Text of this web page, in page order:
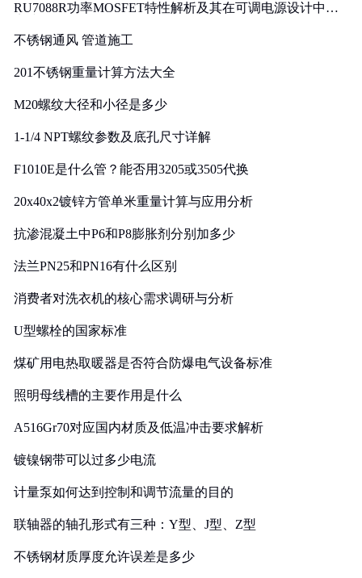
RU7088R功率MOSFET特性解析及其在可调电源设计中的
不锈钢通风 管道施工
201不锈钢重量计算方法大全
M20螺纹大径和小径是多少
1-1/4 NPT螺纹参数及底孔尺寸详解
F1010E是什么管？能否用3205或3505代换
20x40x2镀锌方管单米重量计算与应用分析
抗渗混凝土中P6和P8膨胀剂分别加多少
法兰PN25和PN16有什么区别
消费者对洗衣机的核心需求调研与分析
U型螺栓的国家标准
煤矿用电热取暖器是否符合防爆电气设备标准
照明母线槽的主要作用是什么
A516Gr70对应国内材质及低温冲击要求解析
镀镍钢带可以过多少电流
计量泵如何达到控制和调节流量的目的
联轴器的轴孔形式有三种：Y型、J型、Z型
不锈钢材质厚度允许误差是多少